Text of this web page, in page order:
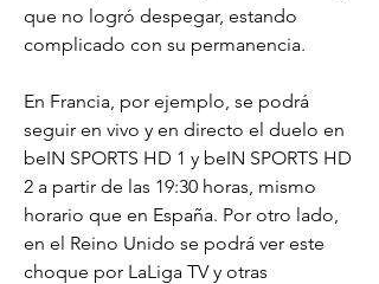
que no logró despegar, estando
complicado con su permanencia.
En Francia, por ejemplo, se podrá
seguir en vivo y en directo el duelo en
beIN SPORTS HD 1 y beIN SPORTS HD
2 a partir de las 19:30 horas, mismo
horario que en España. Por otro lado,
en el Reino Unido se podrá ver este
choque por LaLiga TV y otras